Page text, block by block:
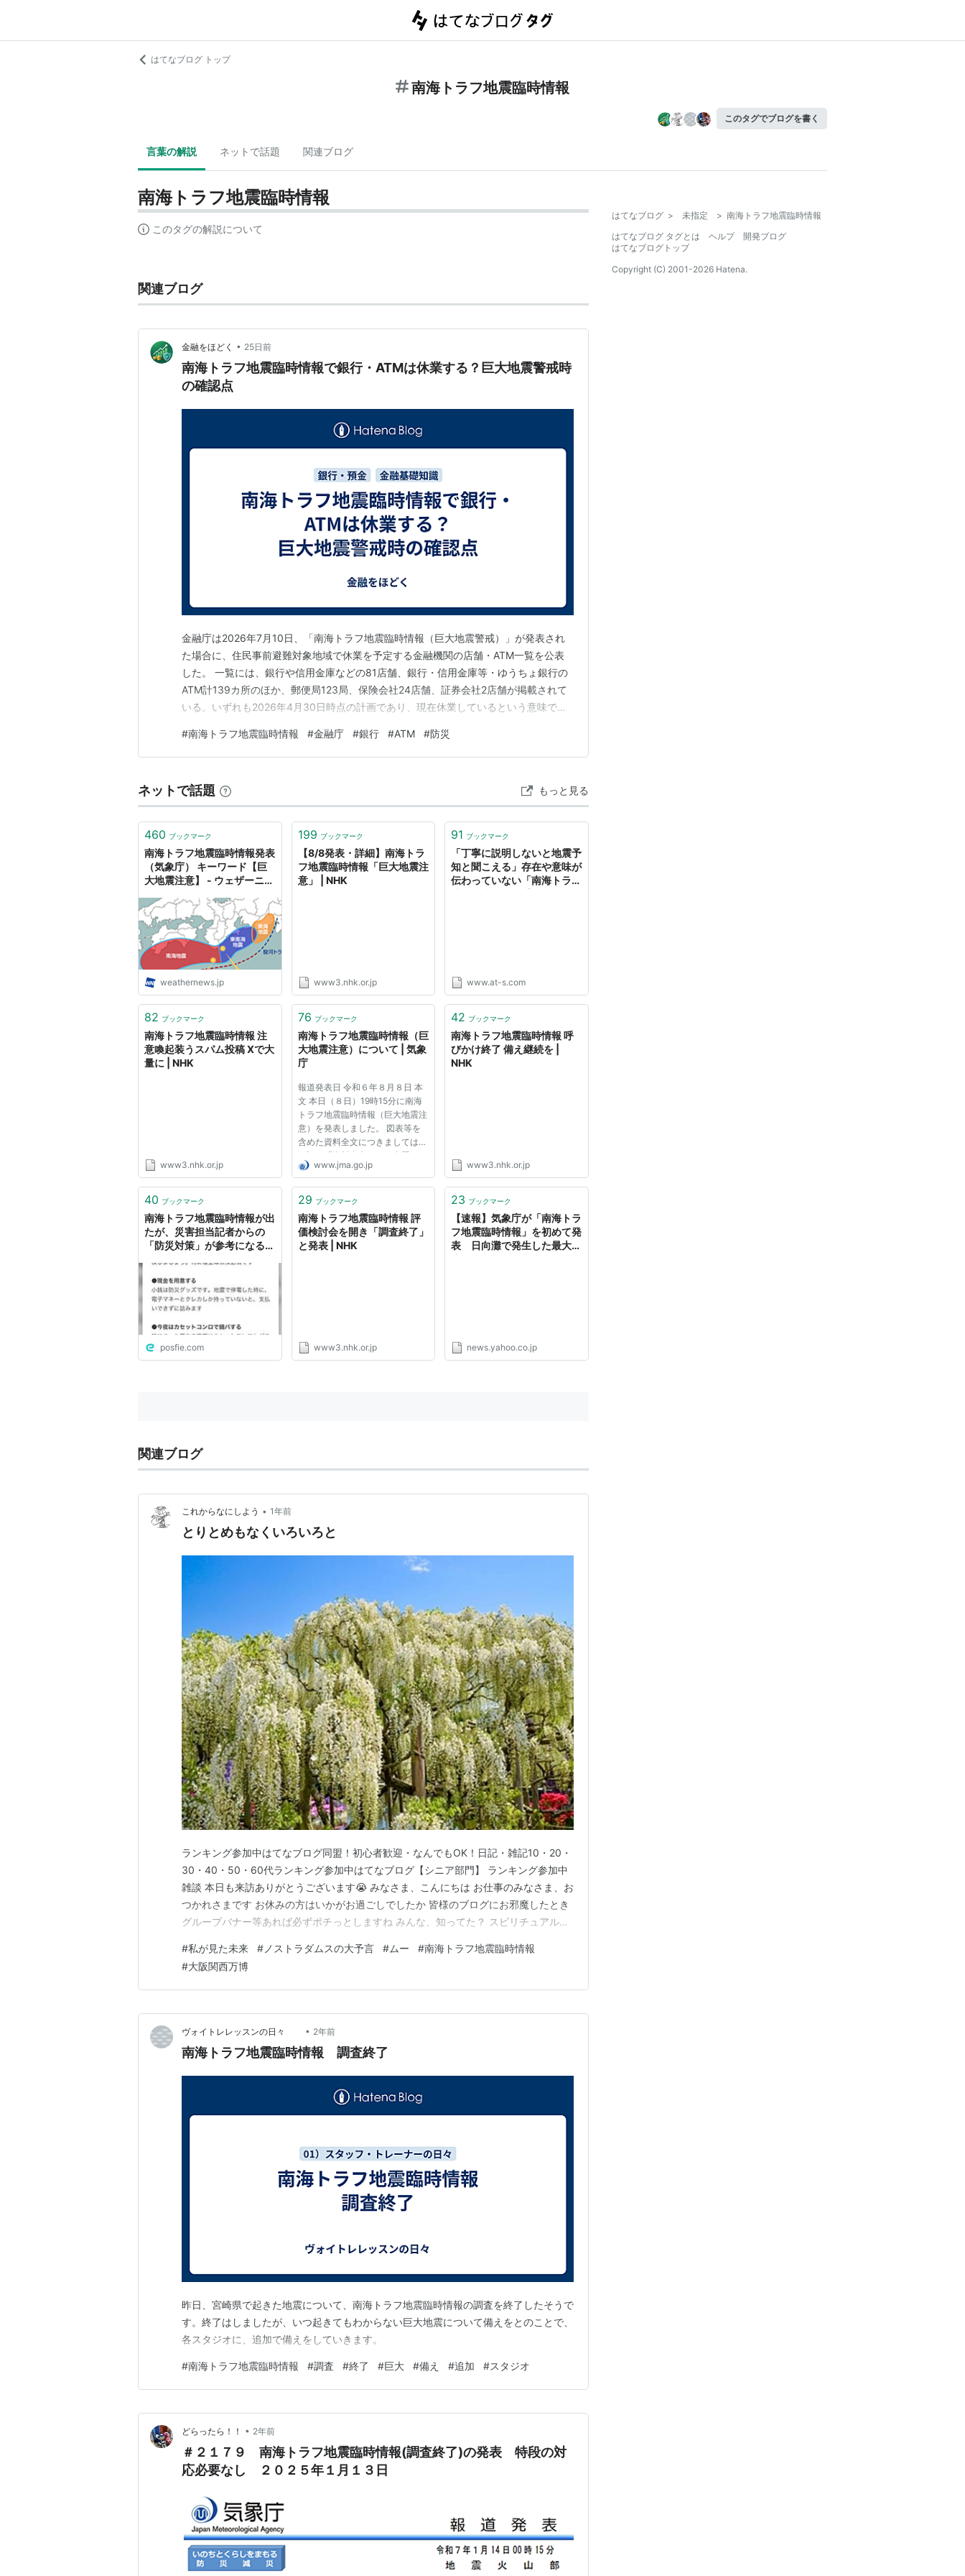
はてなブログ トップ
南海トラフ地震臨時情報
このタグでブログを書く
言葉の解説 ネットで話題 関連ブログ
南海トラフ地震臨時情報
このタグの解説について
関連ブログ
金融をほどく • 25日前
南海トラフ地震臨時情報で銀行・ATMは休業する？巨大地震警戒時
の確認点
金融庁は2026年7月10日、「南海トラフ地震臨時情報（巨大地震警戒）」が発表され
た場合に、住民事前避難対象地域で休業を予定する金融機関の店舗・ATM一覧を公表
した。 一覧には、銀行や信用金庫などの81店舗、銀行・信用金庫等・ゆうちょ銀行の
ATM計139カ所のほか、郵便局123局、保険会社24店舗、証券会社2店舗が掲載されて
いる。いずれも2026年4月30日時点の計画であり、現在休業しているという意味では
定する「巨大地震警戒」は対応が異なる。この記事では、どの段階で店舗が休む可能性
があるのか、ATMやネットバンキ…
#南海トラフ地震臨時情報 #金融庁 #銀行 #ATM #防災
ネットで話題 もっと見る
460 ブックマーク
南海トラフ地震臨時情報発表
（気象庁） キーワード【巨
大地震注意】 - ウェザーニュ
weathernews.jp
199 ブックマーク
【8/8発表・詳細】南海トラ
フ地震臨時情報「巨大地震注
意」 | NHK
www3.nhk.or.jp
91 ブックマーク
「丁寧に説明しないと地震予
知と聞こえる」存在や意味が
伝わっていない「南海トラフ
www.at-s.com
82 ブックマーク
南海トラフ地震臨時情報 注
意喚起装うスパム投稿 Xで大
量に | NHK
www3.nhk.or.jp
76 ブックマーク
南海トラフ地震臨時情報（巨
大地震注意）について | 気象
庁
報道発表日 令和６年８月８日 本
文 本日（８日）19時15分に南海
トラフ地震臨時情報（巨大地震注
意）を発表しました。 図表等を
含めた資料全文につきましては、
下記の「資料全文」をご参照下さ
い。 問合せ先 地震火山部 地震
査室 電話 03-3434-9040 資料
つ...
www.jma.go.jp
42 ブックマーク
南海トラフ地震臨時情報 呼
びかけ終了 備え継続を |
NHK
www3.nhk.or.jp
40 ブックマーク
南海トラフ地震臨時情報が出
たが、災害担当記者からの
「防災対策」が参考になる
スなので、小銭は用意した方
がいいな」
posfie.com
29 ブックマーク
南海トラフ地震臨時情報 評
価検討会を開き「調査終了」
と発表 | NHK
www3.nhk.or.jp
23 ブックマーク
【速報】気象庁が「南海トラ
フ地震臨時情報」を初めて発
表 日向灘で発生した最大震
news.yahoo.co.jp
関連ブログ
これからなにしよう • 1年前
とりとめもなくいろいろと
ランキング参加中はてなブログ同盟！初心者歓迎・なんでもOK！日記・雑記10・20・
30・40・50・60代ランキング参加中はてなブログ【シニア部門】 ランキング参加中
雑談 本日も来訪ありがとうございます😭 みなさま、こんにちは お仕事のみなさま、お
つかれさまです お休みの方はいかがお過ごしでしたか 皆様のブログにお邪魔したとき
グループバナー等あれば必ずポチっとしますね みんな、知ってた？ スピリチュアル界
放送してたな 違和感やね、そんな話題NHK様が取り上げた ことにビックラポンやね 元
ネタは下の「私が見た…
#私が見た未来 #ノストラダムスの大予言 #ムー #南海トラフ地震臨時情報
#大阪関西万博
ヴォイトレレッスンの日々 • 2年前
南海トラフ地震臨時情報 調査終了
昨日、宮崎県で起きた地震について、南海トラフ地震臨時情報の調査を終了したそうで
す。終了はしましたが、いつ起きてもわからない巨大地震について備えをとのことで、
各スタジオに、追加で備えをしていきます。
#南海トラフ地震臨時情報 #調査 #終了 #巨大 #備え #追加 #スタジオ
どらったら！！ • 2年前
＃２１７９ 南海トラフ地震臨時情報(調査終了)の発表 特段の対
応必要なし ２０２５年１月１３日
はてなブログ > 未指定 > 南海トラフ地震臨時情報
はてなブログ タグとは
ヘルプ
開発ブログ
はてなブログトップ
Copyright (C) 2001-2026 Hatena.